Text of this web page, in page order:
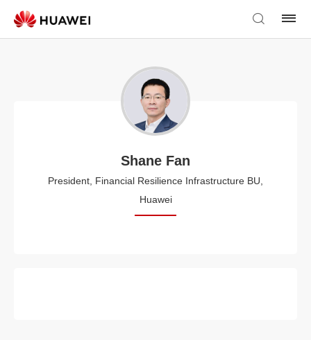
Shane Fan
President, Financial Resilience Infrastructure BU,
Huawei